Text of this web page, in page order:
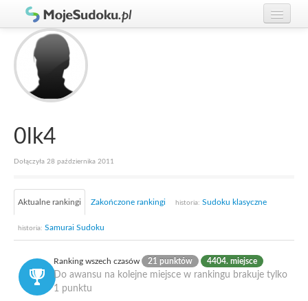
Graj w Sudoku!
Zasady Sudoku
Rankingi
Gracze
0lk4
Dołączyła 28 października 2011
Aktualne rankingi Zakończone rankingi historia: Sudoku klasyczne
historia: Samurai Sudoku
Ranking wszech czasów 21 punktów 4404. miejsce
Do awansu na kolejne miejsce w rankingu brakuje tylko
1 punktu